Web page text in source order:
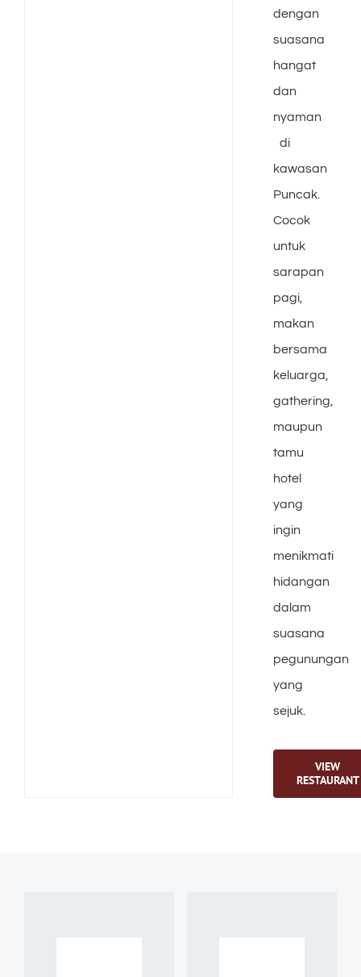
dengan
suasana
hangat
dan
nyaman
di
kawasan
Puncak.
Cocok
untuk
sarapan
pagi,
makan
bersama
keluarga,
gathering,
maupun
tamu
hotel
yang
ingin
menikmati
hidangan
dalam
suasana
pegunungan
yang
sejuk.
VIEW
RESTAURANT